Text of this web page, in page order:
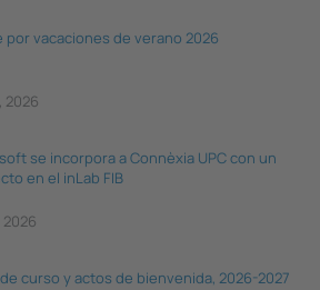
por vacaciones de verano 2026
2026
se incorpora a Connèxia UPC con un
en el inLab FIB
2026
curso y actos de bienvenida, 2026-2027